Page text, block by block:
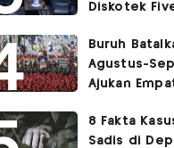
Diskotek
Buruh
Agustus-
Ajukan
8 Fakta
Sadis di